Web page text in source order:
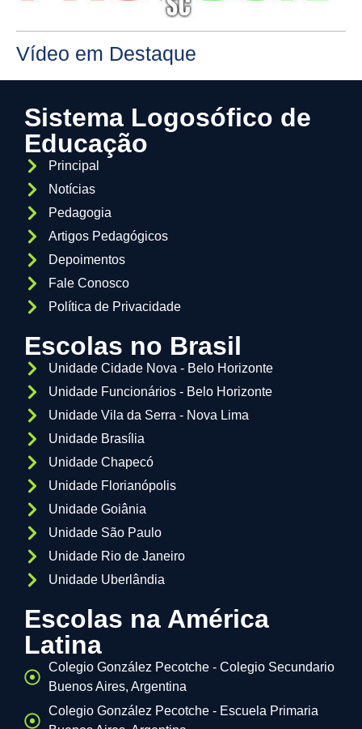
Vídeo em Destaque
Sistema Logosófico de
Educação
Principal
Notícias
Pedagogia
Artigos Pedagógicos
Depoimentos
Fale Conosco
Política de Privacidade
Escolas no Brasil
Unidade Cidade Nova - Belo Horizonte
Unidade Funcionários - Belo Horizonte
Unidade Vila da Serra - Nova Lima
Unidade Brasília
Unidade Chapecó
Unidade Florianópolis
Unidade Goiânia
Unidade São Paulo
Unidade Rio de Janeiro
Unidade Uberlândia
Escolas na América
Latina
Colegio González Pecotche - Colegio Secundario
Buenos Aires, Argentina
Colegio González Pecotche - Escuela Primaria